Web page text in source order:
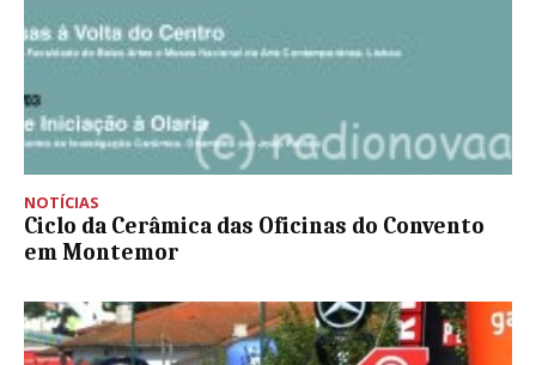
NOTÍCIAS
Ciclo da Cerâmica das Oficinas do Convento
em Montemor